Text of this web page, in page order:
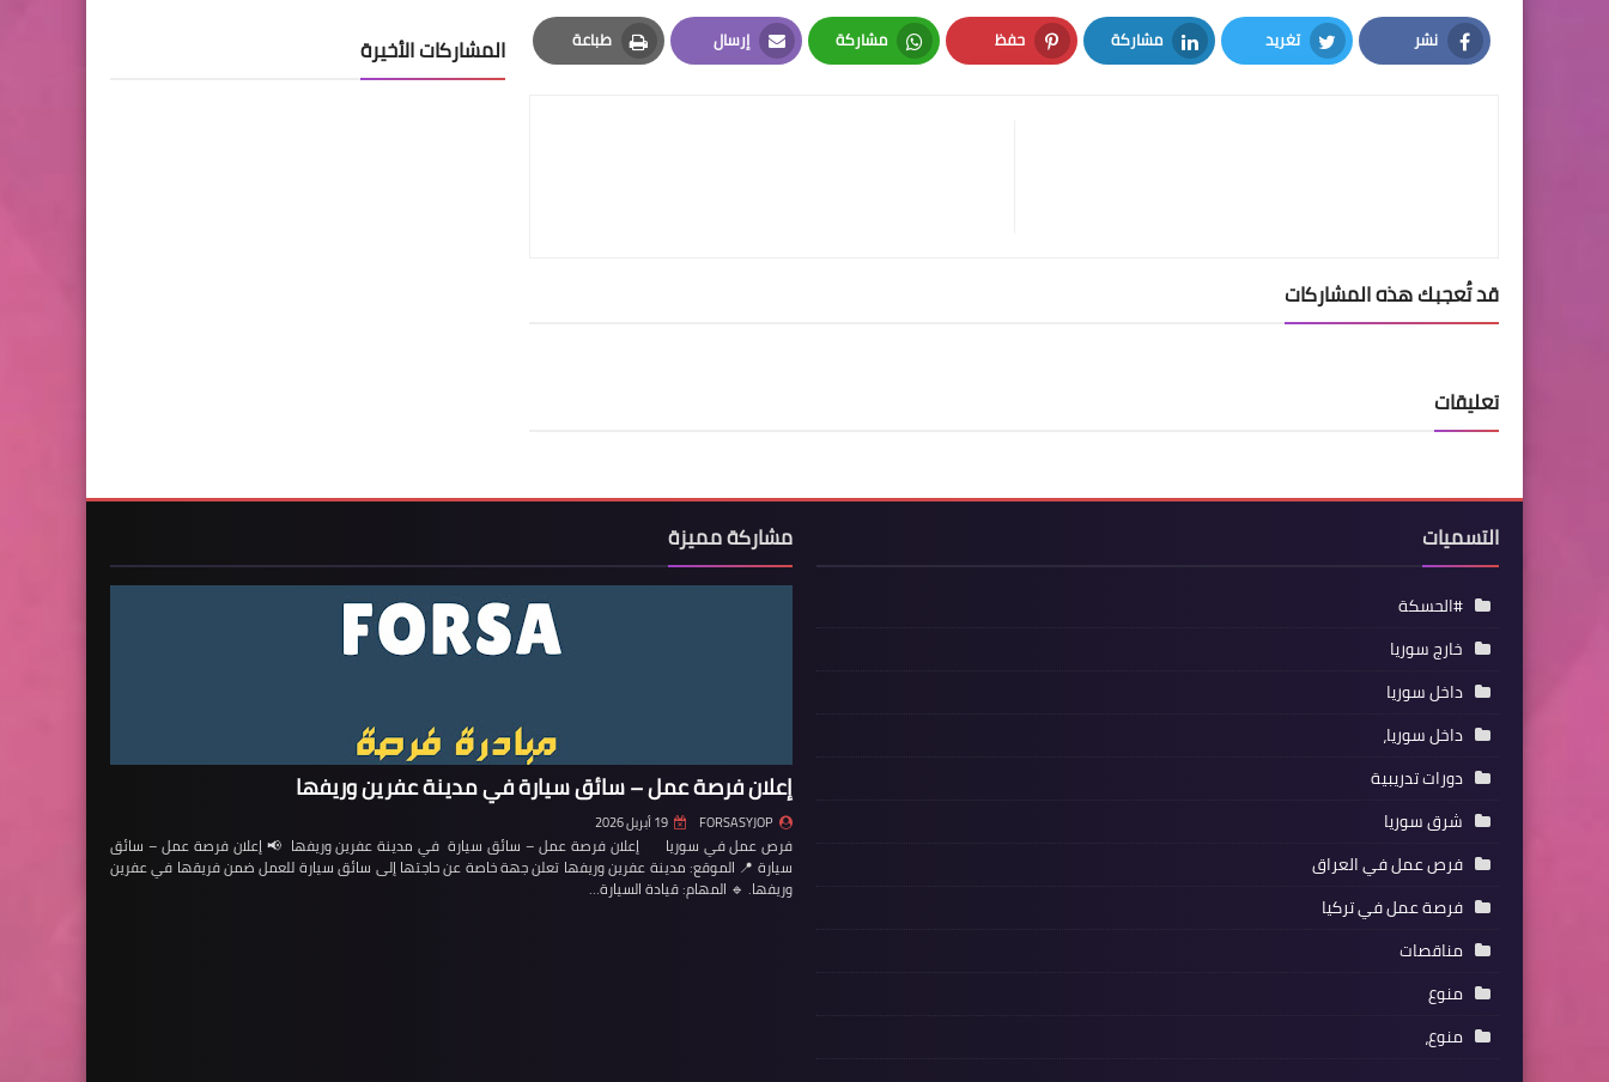
نشر
Facebook
تغريد
Twitter
مشاركة
LinkedIn
حفظ
Pinterest
مشاركة
Whatsapp
إرسال
Email
طباعة
Print
قد تُعجبك هذه المشاركات
تعليقات
المشاركات الأخيرة
التسميات
#الحسكة
خارج سوريا
داخل سوريا
داخل سوريا،
دورات تدريبية
شرق سوريا
فرص عمل في العراق
فرصة عمل في تركيا
مناقصات
منوع
منوع،
مشاركة مميزة
إعلان فرصة عمل – سائق سيارة في مدينة عفرين وريفها
FORSASYJOP 19 أبريل 2026
فرص عمل في سوريا إعلان فرصة عمل – سائق سيارة في مدينة عفرين وريفها 📢 إعلان فرصة عمل – سائق
سيارة 📍 الموقع: مدينة عفرين وريفها تعلن جهة خاصة عن حاجتها إلى سائق سيارة للعمل ضمن فريقها في عفرين
وريفها. 🔹 المهام: قيادة السيارة…